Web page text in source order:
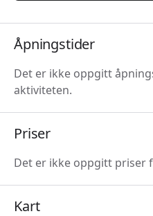
Åpningstider
Det er ikke oppgitt
aktiviteten.
Priser
Det er ikke oppgitt priser
Kart